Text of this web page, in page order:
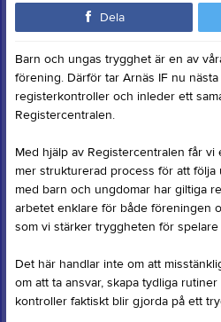
Dela
Barn och ungas trygghet är en av
förening. Därför tar Arnäs IF nu
registerkontroller och inleder ett
Registercentralen.
Med hjälp av Registercentralen får vi
mer strukturerad process för att
med barn och ungdomar har giltiga
arbetet enklare för både föreningen
som vi stärker tryggheten för
Det här handlar inte om att
om att ta ansvar, skapa tydliga
kontroller faktiskt blir gjorda på ett